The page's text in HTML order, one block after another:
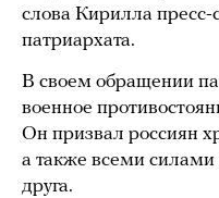
слова Кирилла
патриархата.
В своем обращении
военное
Он призвал россиян
а также всеми силами
друга.